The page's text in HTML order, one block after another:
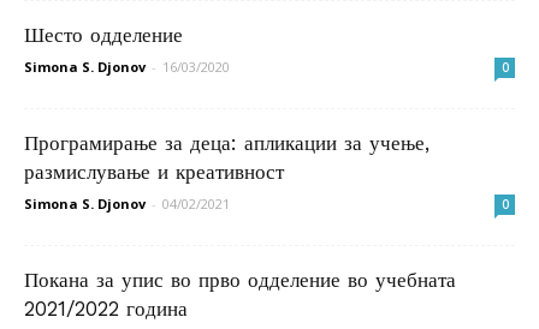
Шесто одделение
Simona S. Djonov - 16/03/2020 0
Програмирање за деца: апликации за учење,
размислување и креативност
Simona S. Djonov - 04/02/2021 0
Покана за упис во прво одделение во учебната
2021/2022 година